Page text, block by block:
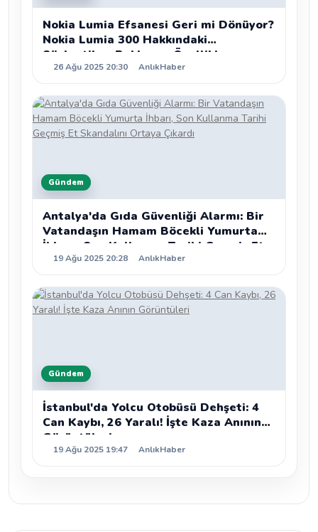
Nokia Lumia Efsanesi Geri mi Dönüyor?
Nokia Lumia 300 Hakkındaki
Söylentiler, Beklenen Özellikler ve
Detaylı Analiz
26 Ağu 2025 20:30 AnlıkHaber
Gündem
Antalya'da Gıda Güvenliği Alarmı: Bir
Vatandaşın Hamam Böcekli Yumurta
İhbarı, Son Kullanma Tarihi Geçmiş Et
Skandalını Ortaya Çıkardı
19 Ağu 2025 20:28 AnlıkHaber
Gündem
İstanbul'da Yolcu Otobüsü Dehşeti: 4
Can Kaybı, 26 Yaralı! İşte Kaza Anının
Görüntüleri
19 Ağu 2025 19:47 AnlıkHaber